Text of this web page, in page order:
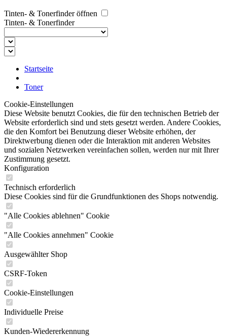
Tinten- & Tonerfinder öffnen
Tinten- & Tonerfinder
Startseite
Toner
Cookie-Einstellungen
Diese Website benutzt Cookies, die für den technischen Betrieb der
Website erforderlich sind und stets gesetzt werden. Andere Cookies,
die den Komfort bei Benutzung dieser Website erhöhen, der
Direktwerbung dienen oder die Interaktion mit anderen Websites
und sozialen Netzwerken vereinfachen sollen, werden nur mit Ihrer
Zustimmung gesetzt.
Konfiguration
Technisch erforderlich
Diese Cookies sind für die Grundfunktionen des Shops notwendig.
"Alle Cookies ablehnen" Cookie
"Alle Cookies annehmen" Cookie
Ausgewählter Shop
CSRF-Token
Cookie-Einstellungen
Individuelle Preise
Kunden-Wiedererkennung